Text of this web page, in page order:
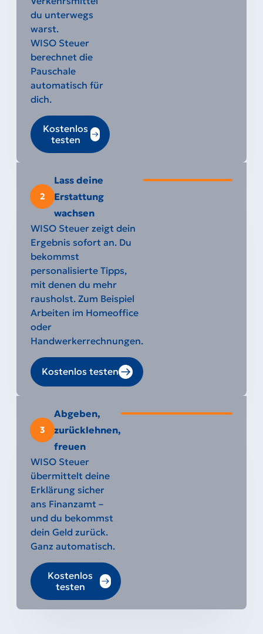
du unterwegs
warst.
WISO Steuer
berechnet die
Pauschale
automatisch für
dich.
Kostenlos
testen
2
Lass deine
Erstattung
wachsen
WISO Steuer zeigt dein
Ergebnis sofort an. Du
bekommst
personalisierte Tipps,
mit denen du mehr
rausholst. Zum Beispiel
Arbeiten im Homeoffice
oder
Handwerkerrechnungen.
Kostenlos testen
3
Abgeben,
zurücklehnen,
freuen
WISO Steuer
übermittelt deine
Erklärung sicher
ans Finanzamt –
und du bekommst
dein Geld zurück.
Ganz automatisch.
Kostenlos
testen